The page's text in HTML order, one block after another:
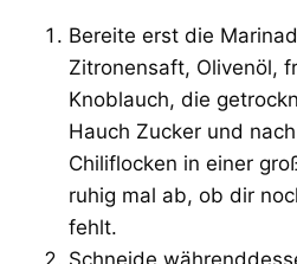
Bereite erst die
Zitronensaft, Olivenöl,
Knoblauch, die
Hauch Zucker und
Chiliflocken in einer
ruhig mal ab, ob dir
fehlt.
Schneide